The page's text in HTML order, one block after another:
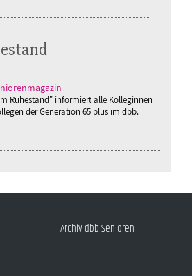
Ruhestand" informiert alle Kolleginnen
der Generation 65 plus im dbb.
Archiv dbb Senioren